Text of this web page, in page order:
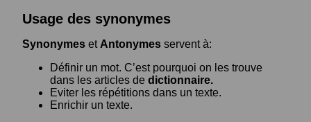
Usage des synonymes
Synonymes et Antonymes servent à:
Définir un mot. C’est pourquoi on les trouve
dans les articles de dictionnaire.
Eviter les répétitions dans un texte.
Enrichir un texte.